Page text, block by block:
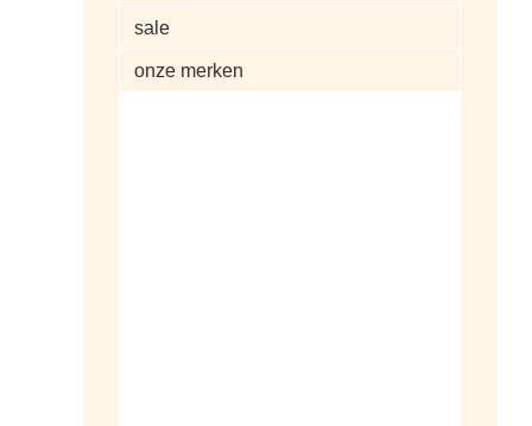
sale
onze merken